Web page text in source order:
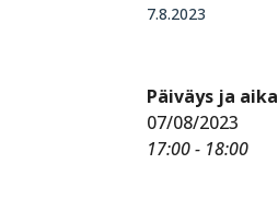
7.8.2023
Päiväys ja aika
07/08/2023
17:00 - 18:00